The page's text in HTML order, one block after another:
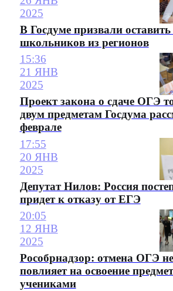
2025
В Госдуме призвали
школьников из регионов
15:36
21 ЯНВ
2025
Проект закона о сдаче ОГЭ
двум предметам Госдума
феврале
17:55
20 ЯНВ
2025
Депутат Нилов: Россия
придет к отказу от ЕГЭ
20:05
12 ЯНВ
2025
Рособрнадзор: отмена ОГЭ
повлияет на освоение
учениками